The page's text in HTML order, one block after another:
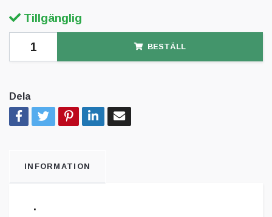
Tillgänglig
BESTÄLL
Dela
INFORMATION
.